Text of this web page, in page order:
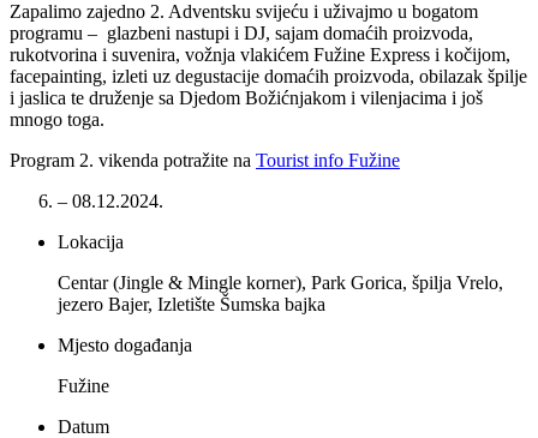
Zapalimo zajedno 2. Adventsku svijeću i uživajmo u bogatom
programu – glazbeni nastupi i DJ, sajam domaćih proizvoda,
rukotvorina i suvenira, vožnja vlakićem Fužine Express i kočijom,
facepainting, izleti uz degustacije domaćih proizvoda, obilazak špilje
i jaslica te druženje sa Djedom Božićnjakom i vilenjacima i još
mnogo toga.
Program 2. vikenda potražite na Tourist info Fužine
– 08.12.2024.
Lokacija
Centar (Jingle & Mingle korner), Park Gorica, špilja Vrelo,
jezero Bajer, Izletište Šumska bajka
Mjesto događanja
Fužine
Datum